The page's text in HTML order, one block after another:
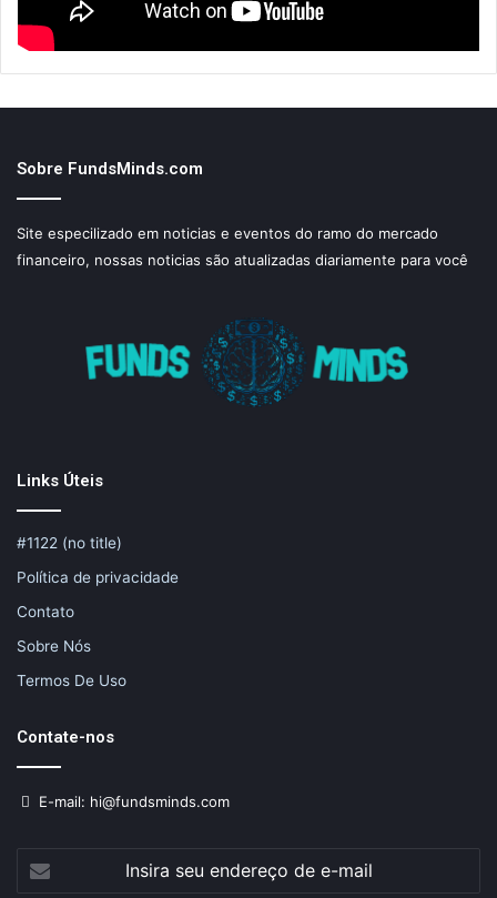
Sobre FundsMinds.com
Site especilizado em noticias e eventos do ramo do mercado
financeiro, nossas noticias são atualizadas diariamente para você
Links Úteis
#1122 (no title)
Política de privacidade
Contato
Sobre Nós
Termos De Uso
Contate-nos
E-mail: hi@fundsminds.com
Insira
seu